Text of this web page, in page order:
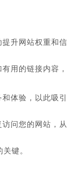
升网站权重和信
用的链接内容，
体验，以此吸引
问您的网站，从
键。